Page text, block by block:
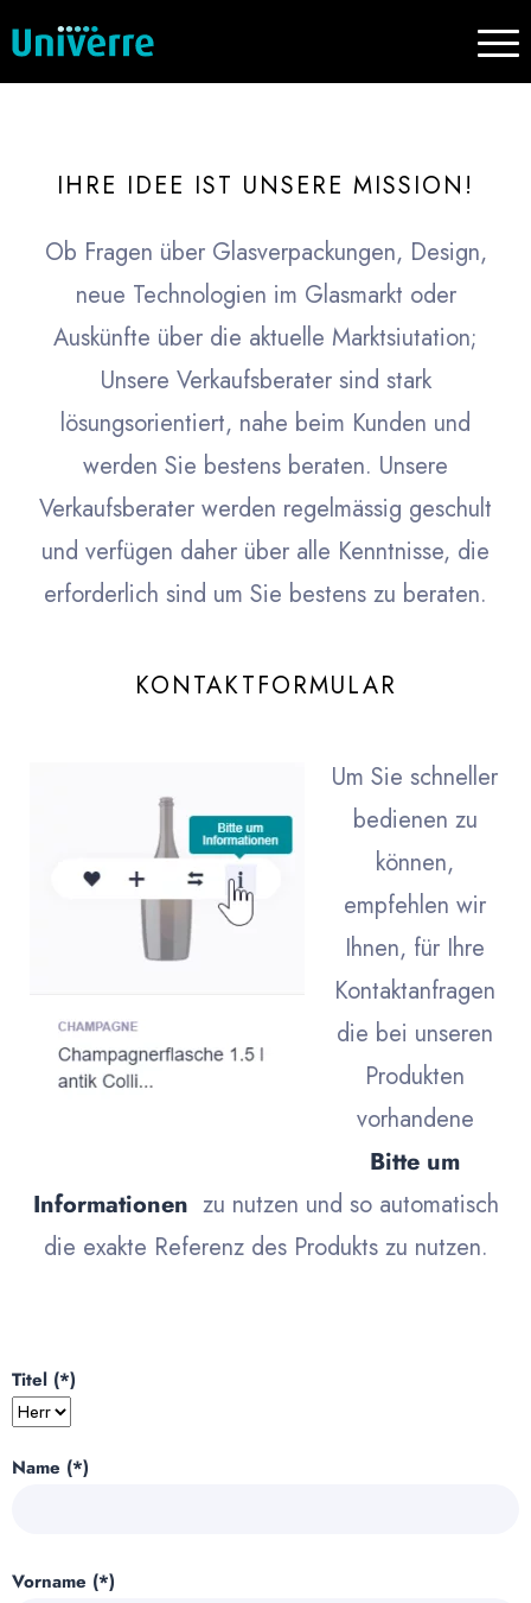
IHRE IDEE IST UNSERE MISSION!
Ob Fragen über Glasverpackungen, Design,
neue Technologien im Glasmarkt oder
Auskünfte über die aktuelle Marktsiutation;
Unsere Verkaufsberater sind stark
lösungsorientiert, nahe beim Kunden und
werden Sie bestens beraten. Unsere
Verkaufsberater werden regelmässig geschult
und verfügen daher über alle Kenntnisse, die
erforderlich sind um Sie bestens zu beraten.
KONTAKTFORMULAR
Um Sie schneller
bedienen zu
können,
empfehlen wir
Ihnen, für Ihre
Kontaktanfragen
die bei unseren
Produkten
vorhandene
Bitte um
Informationen zu nutzen und so automatisch
die exakte Referenz des Produkts zu nutzen.
Titel (*)
Name (*)
Vorname (*)